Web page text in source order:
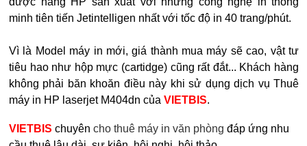
minh tiên tiến Jetintelligen nhất với tốc độ in 40 trang/phút.
Vì là Model máy in mới, giá thành mua máy sẽ cao, vật tư
tiêu hao như hộp mực (cartidge) cũng rất đắt... Khách hàng
không phải băn khoăn điều này khi sử dụng dịch vụ Thuê
máy in HP laserjet M404dn của VIETBIS.
VIETBIS chuyên cho thuê máy in văn phòng đáp ứng nhu